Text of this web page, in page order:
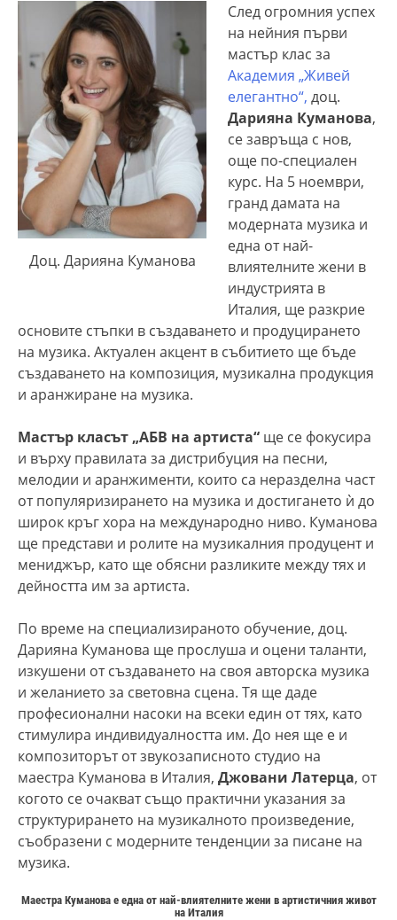
Доц. Дарияна Куманова
След огромния успех
на нейния първи
мастър клас за
Академия „Живей
елегантно“, доц.
Дарияна Куманова,
се завръща с нов,
още по-специален
курс. На 5 ноември,
гранд дамата на
модерната музика и
една от най-
влиятелните жени в
индустрията в
Италия, ще разкрие
основите стъпки в създаването и продуцирането
на музика. Актуален акцент в събитието ще бъде
създаването на композиция, музикална продукция
и аранжиране на музика.
Мастър класът „АБВ на артиста“ ще се фокусира
и върху правилата за дистрибуция на песни,
мелодии и аранжименти, които са неразделна част
от популяризирането на музика и достигането ѝ до
широк кръг хора на международно ниво. Куманова
ще представи и ролите на музикалния продуцент и
мениджър, като ще обясни разликите между тях и
дейността им за артиста.
По време на специализираното обучение, доц.
Дарияна Куманова ще прослуша и оцени таланти,
изкушени от създаването на своя авторска музика
и желанието за световна сцена. Тя ще даде
професионални насоки на всеки един от тях, като
стимулира индивидуалността им. До нея ще е и
композиторът от звукозаписното студио на
маестра Куманова в Италия, Джовани Латерца, от
когото се очакват също практични указания за
структурирането на музикалното произведение,
съобразени с модерните тенденции за писане на
музика.
Маестра Куманова е една от най-влиятелните жени в артистичния живот
на Италия